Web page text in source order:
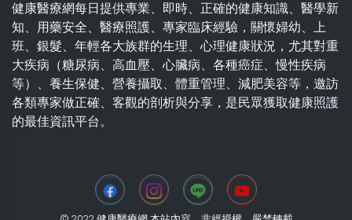
健康醫療網每日提供專業、即時、正確的健康知識、醫學新
知、用藥安全、醫療照護、專家臨床經驗，關懷婦幼、上
班、銀髮、年輕各大族群的生理、心理健康狀況，尤其對重
大疾病（糖尿病、高血壓、心臟病、各種癌症、慢性疾病
等）、養生保健、營養攝取、體重管理、減肥美容等，邀訪
各類專家做正確、客觀的剖析與分享，是民眾獲取健康照護
的最佳資訊平台。